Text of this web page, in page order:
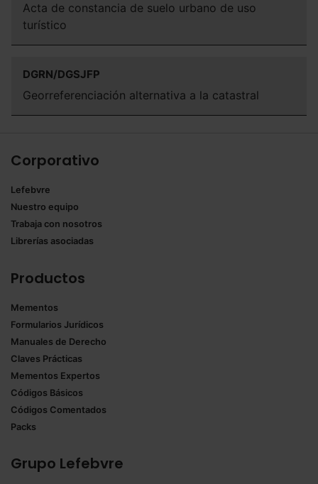
Acta de constancia de suelo urbano de uso
turístico
DGRN/DGSJFP
Georreferenciación alternativa a la catastral
Corporativo
Lefebvre
Nuestro equipo
Trabaja con nosotros
Librerías asociadas
Productos
Mementos
Formularios Jurídicos
Manuales de Derecho
Claves Prácticas
Mementos Expertos
Códigos Básicos
Códigos Comentados
Packs
Grupo Lefebvre